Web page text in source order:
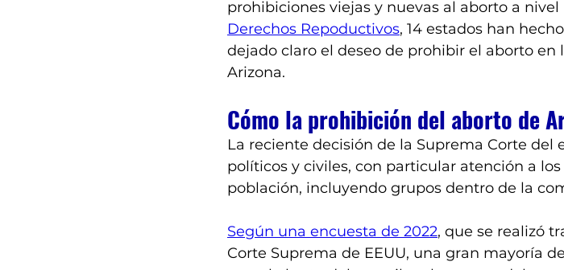
prohibiciones viejas y nuevas al aborto a nivel
Derechos Repoductivos, 14 estados han
dejado claro el deseo de prohibir el aborto
Arizona.
Cómo la prohibición del aborto de
La reciente decisión de la Suprema Corte del
políticos y civiles, con particular atención a
población, incluyendo grupos dentro de la
Según una encuesta de 2022, que se realizó
Corte Suprema de EEUU, una gran mayoría